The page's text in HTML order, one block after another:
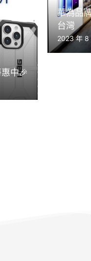
中🎉
華為品
台灣
2023 年 8